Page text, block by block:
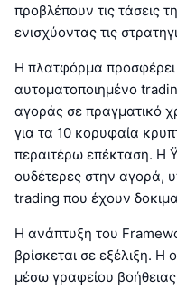
προβλέπουν τις τάσεις
ενισχύοντας τις
Η πλατφόρμα
αυτοματοποιημένο
αγοράς σε πραγματικό
για τα 10 κορυφαία
περαιτέρω επέκταση. Η
ουδέτερες στην αγορά,
trading που έχουν
Η ανάπτυξη του
βρίσκεται σε εξέλιξη. Η
μέσω γραφείου